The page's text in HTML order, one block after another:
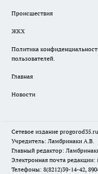
Происшествия
ЖКХ
Политика
пользователей.
Главная
Новости
Сетевое издание progorod35.ru
Учредитель: Ламбринаки А.В.
Главный редактор:
Электронная почта редакции:
Телефоны: 8(8212)39-14-42,